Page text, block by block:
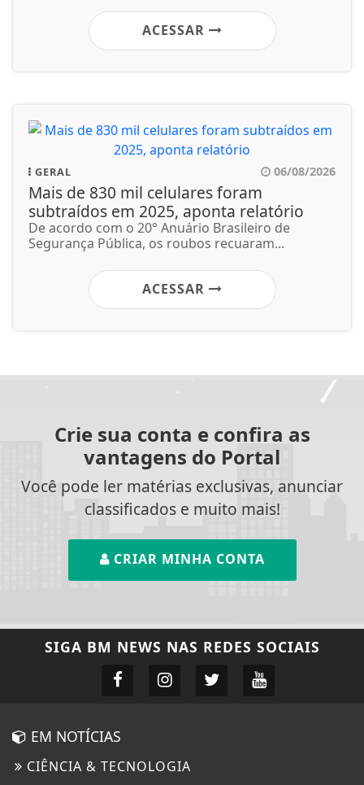
ACESSAR
GERAL 06/08/2026
Mais de 830 mil celulares foram
subtraídos em 2025, aponta relatório
De acordo com o 20° Anuário Brasileiro de
Segurança Pública, os roubos recuaram...
ACESSAR
Crie sua conta e confira as
vantagens do Portal
Você pode ler matérias exclusivas, anunciar
classificados e muito mais!
CRIAR MINHA CONTA
SIGA BM NEWS NAS REDES SOCIAIS
EM NOTÍCIAS
CIÊNCIA & TECNOLOGIA